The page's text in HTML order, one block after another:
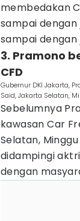
membedakan
sampai dengan
sampai dengan
3. Pramono
CFD
Gubernur DKI Jakarta,
Said, Jakarta Selatan,
Sebelumnya
kawasan Car
Selatan,
didampingi
dengan